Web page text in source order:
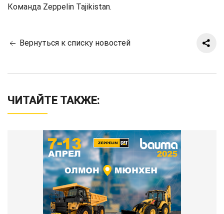
Команда Zeppelin Tajikistan.
Вернуться к списку новостей
ЧИТАЙТЕ ТАКЖЕ: